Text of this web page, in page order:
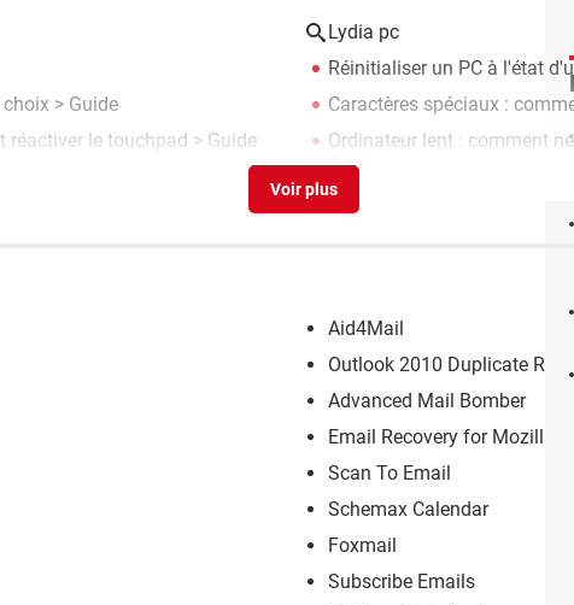
Lydia pc
Réinitialiser un PC à l'état
choix > Guide Caractères spéciaux :
réactiver le touchpad > Guide Ordinateur lent : comment
Guide
Aid4Mail
Outlook 2010 Duplicate
Advanced Mail Bomber
Email Recovery for Mozilla
Scan To Email
Schemax Calendar
Foxmail
Subscribe Emails